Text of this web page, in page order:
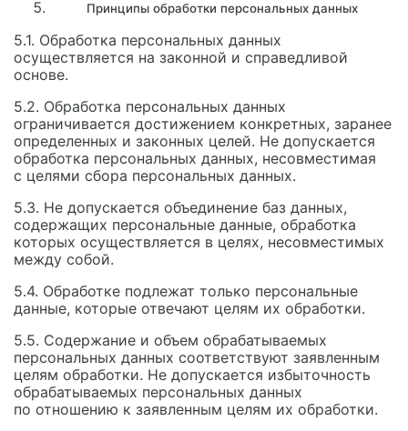
Принципы обработки персональных данных
5.1. Обработка персональных данных
осуществляется на законной и справедливой
основе.
5.2. Обработка персональных данных
ограничивается достижением конкретных, заранее
определенных и законных целей. Не допускается
обработка персональных данных, несовместимая
с целями сбора персональных данных.
5.3. Не допускается объединение баз данных,
содержащих персональные данные, обработка
которых осуществляется в целях, несовместимых
между собой.
5.4. Обработке подлежат только персональные
данные, которые отвечают целям их обработки.
5.5. Содержание и объем обрабатываемых
персональных данных соответствуют заявленным
целям обработки. Не допускается избыточность
обрабатываемых персональных данных
по отношению к заявленным целям их обработки.